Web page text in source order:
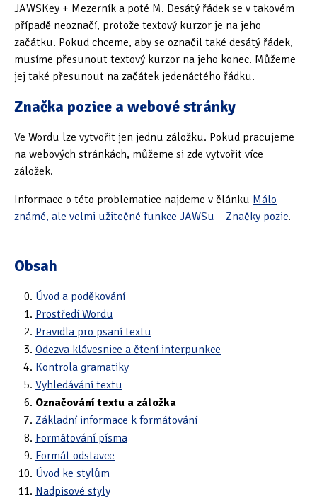
JAWSKey + Mezerník a poté M. Desátý řádek se v takovém
případě neoznačí, protože textový kurzor je na jeho
začátku. Pokud chceme, aby se označil také desátý řádek,
musíme přesunout textový kurzor na jeho konec. Můžeme
jej také přesunout na začátek jedenáctého řádku.
Značka pozice a webové stránky
Ve Wordu lze vytvořit jen jednu záložku. Pokud pracujeme
na webových stránkách, můžeme si zde vytvořit více
záložek.
Informace o této problematice najdeme v článku Málo
známé, ale velmi užitečné funkce JAWSu – Značky pozic.
Obsah
Úvod a poděkování
Prostředí Wordu
Pravidla pro psaní textu
Odezva klávesnice a čtení interpunkce
Kontrola gramatiky
Vyhledávání textu
Označování textu a záložka
Základní informace k formátování
Formátování písma
Formát odstavce
Úvod ke stylům
Nadpisové styly